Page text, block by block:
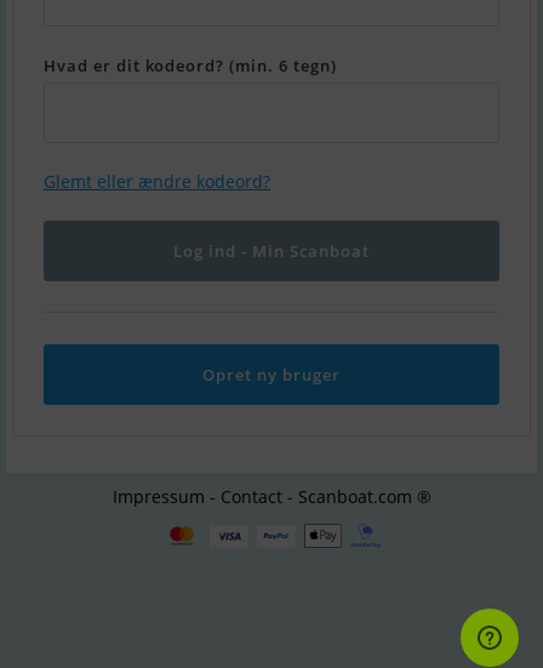
Hvad er dit kodeord? (min. 6 tegn)
Glemt eller ændre kodeord?
Opret ny bruger
Impressum - Contact - Scanboat.com ®